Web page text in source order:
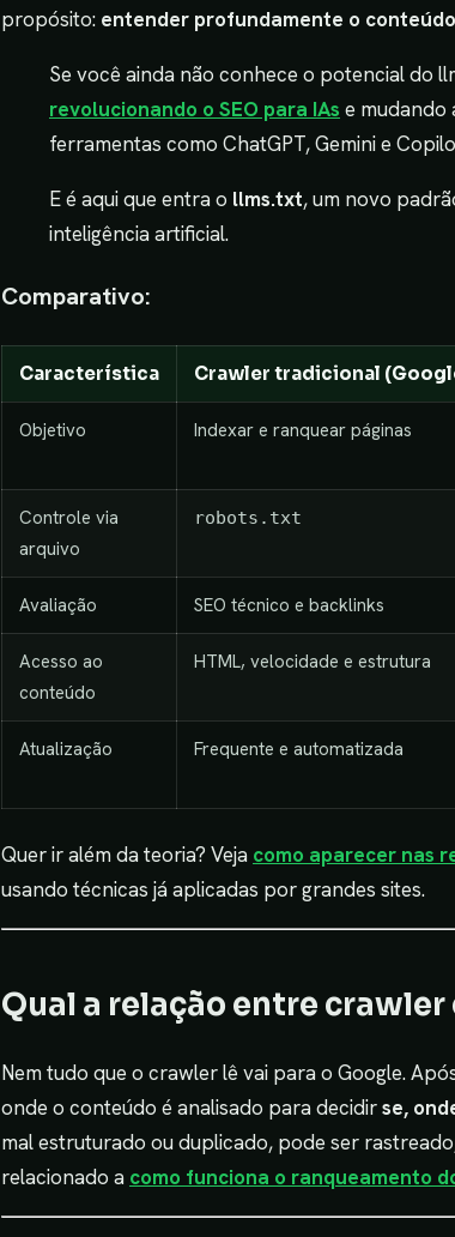
propósito: entender profundamente o conteúdo
Se você ainda não conhece o potencial do
revolucionando o SEO para IAs e mudando
ferramentas como ChatGPT, Gemini e
E é aqui que entra o llms.txt, um novo
inteligência artificial.
Comparativo:
Característica Crawler tradicional
Objetivo Indexar e ranquear páginas
Controle via
arquivo
robots.txt
Avaliação SEO técnico e backlinks
Acesso ao
conteúdo
HTML, velocidade e estrutura
Atualização Frequente e automatizada
Quer ir além da teoria? Veja como aparecer nas
usando técnicas já aplicadas por grandes sites.
Qual a relação entre crawler
Nem tudo que o crawler lê vai para o Google.
onde o conteúdo é analisado para decidirse,
mal estruturado ou duplicado, pode ser
relacionado a como funciona o ranqueamento